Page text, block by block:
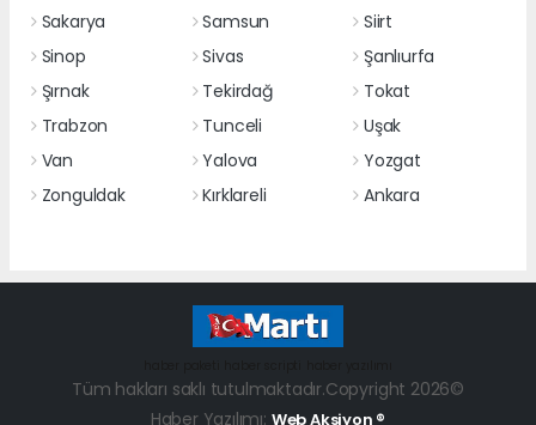
Sakarya
Samsun
Siirt
Sinop
Sivas
Şanlıurfa
Şırnak
Tekirdağ
Tokat
Trabzon
Tunceli
Uşak
Van
Yalova
Yozgat
Zonguldak
Kırklareli Ankara
Tüm hakları saklı tutulmaktadır.Copyright 2026©
Haber Yazılımı: Web Aksiyon ®